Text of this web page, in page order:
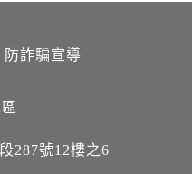
防詐騙宣導
287號12樓之6